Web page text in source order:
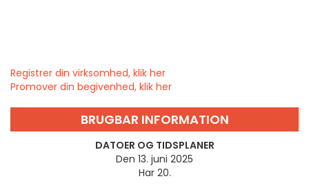
Registrer din virksomhed, klik her
Promover din begivenhed, klik her
BRUGBAR INFORMATION
DATOER OG TIDSPLANER
Den 13. juni 2025
Har 20.